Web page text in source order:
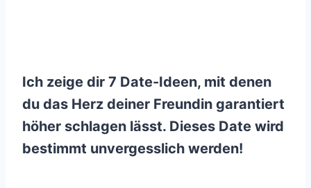
Ich zeige dir 7 Date-Ideen, mit denen
du das Herz deiner Freundin garantiert
höher schlagen lässt. Dieses Date wird
bestimmt unvergesslich werden!